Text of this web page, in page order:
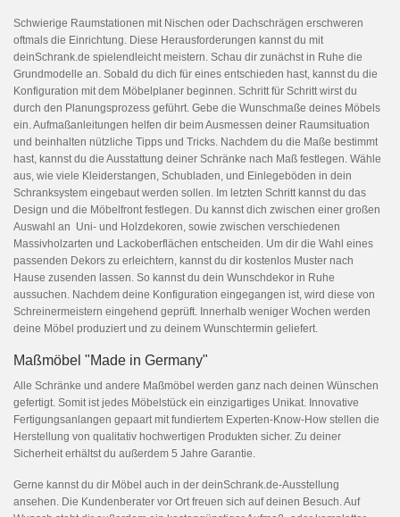
Schwierige Raumstationen mit Nischen oder Dachschrägen erschweren
oftmals die Einrichtung. Diese Herausforderungen kannst du mit
deinSchrank.de spielendleicht meistern. Schau dir zunächst in Ruhe die
Grundmodelle an. Sobald du dich für eines entschieden hast, kannst du die
Konfiguration mit dem Möbelplaner beginnen. Schritt für Schritt wirst du
durch den Planungsprozess geführt. Gebe die Wunschmaße deines Möbels
ein. Aufmaßanleitungen helfen dir beim Ausmessen deiner Raumsituation
und beinhalten nützliche Tipps und Tricks. Nachdem du die Maße bestimmt
hast, kannst du die Ausstattung deiner Schränke nach Maß festlegen. Wähle
aus, wie viele Kleiderstangen, Schubladen, und Einlegeböden in dein
Schranksystem eingebaut werden sollen. Im letzten Schritt kannst du das
Design und die Möbelfront festlegen. Du kannst dich zwischen einer großen
Auswahl an Uni- und Holzdekoren, sowie zwischen verschiedenen
Massivholzarten und Lackoberflächen entscheiden. Um dir die Wahl eines
passenden Dekors zu erleichtern, kannst du dir kostenlos Muster nach
Hause zusenden lassen. So kannst du dein Wunschdekor in Ruhe
aussuchen. Nachdem deine Konfiguration eingegangen ist, wird diese von
Schreinermeistern eingehend geprüft. Innerhalb weniger Wochen werden
deine Möbel produziert und zu deinem Wunschtermin geliefert.
Maßmöbel "Made in Germany"
Alle Schränke und andere Maßmöbel werden ganz nach deinen Wünschen
gefertigt. Somit ist jedes Möbelstück ein einzigartiges Unikat. Innovative
Fertigungsanlangen gepaart mit fundiertem Experten-Know-How stellen die
Herstellung von qualitativ hochwertigen Produkten sicher. Zu deiner
Sicherheit erhältst du außerdem 5 Jahre Garantie.
Gerne kannst du dir Möbel auch in der deinSchrank.de-Ausstellung
ansehen. Die Kundenberater vor Ort freuen sich auf deinen Besuch. Auf